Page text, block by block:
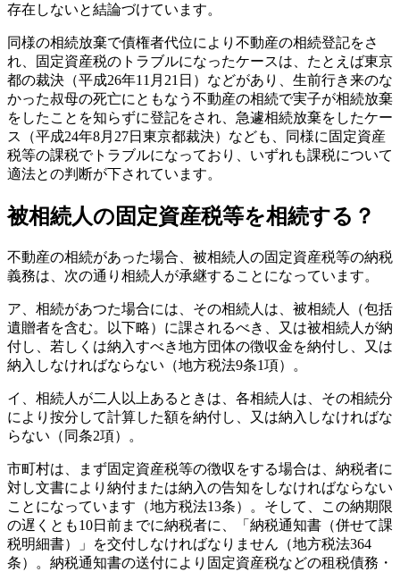
存在しないと結論づけています。
同様の相続放棄で債権者代位により不動産の相続登記をさ
れ、固定資産税のトラブルになったケースは、たとえば東京
都の裁決（平成26年11月21日）などがあり、生前行き来のな
かった叔母の死亡にともなう不動産の相続で実子が相続放棄
をしたことを知らずに登記をされ、急遽相続放棄をしたケー
ス（平成24年8月27日東京都裁決）なども、同様に固定資産
税等の課税でトラブルになっており、いずれも課税について
適法との判断が下されています。
被相続人の固定資産税等を相続する？
不動産の相続があった場合、被相続人の固定資産税等の納税
義務は、次の通り相続人が承継することになっています。
ア、相続があつた場合には、その相続人は、被相続人（包括
遺贈者を含む。以下略）に課されるべき、又は被相続人が納
付し、若しくは納入すべき地方団体の徴収金を納付し、又は
納入しなければならない（地方税法9条1項）。
イ、相続人が二人以上あるときは、各相続人は、その相続分
により按分して計算した額を納付し、又は納入しなければな
らない（同条2項）。
市町村は、まず固定資産税等の徴収をする場合は、納税者に
対し文書により納付または納入の告知をしなければならない
ことになっています（地方税法13条）。そして、この納期限
の遅くとも10日前までに納税者に、「納税通知書（併せて課
税明細書）」を交付しなければなりません（地方税法364
条）。納税通知書の送付により固定資産税などの租税債務・